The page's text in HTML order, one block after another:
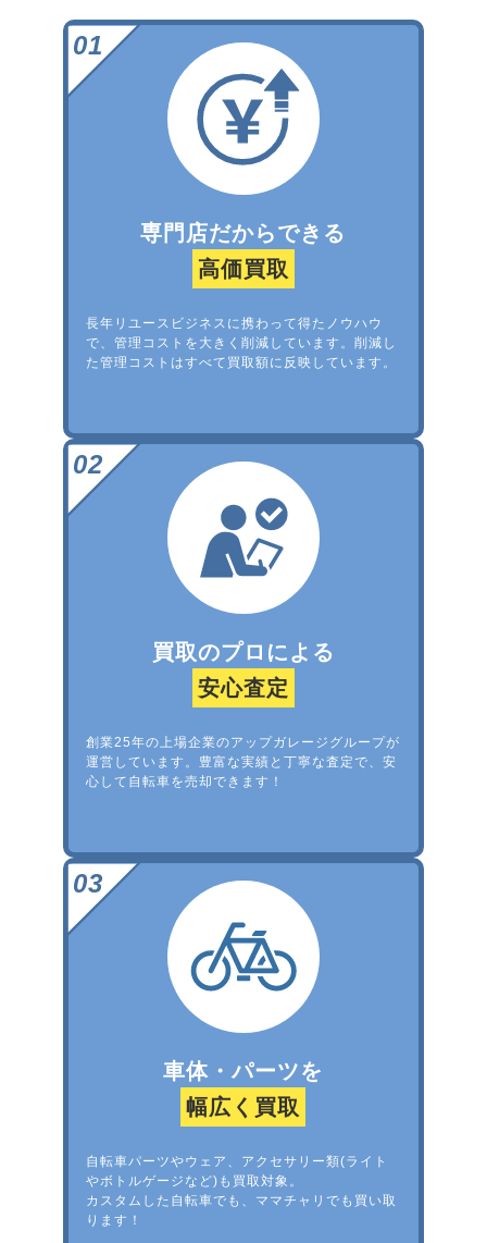
専門店だからできる
高価買取
長年リユースビジネスに携わって得たノウハウ
で、管理コストを大きく削減しています。削減し
た管理コストはすべて買取額に反映しています。
買取のプロによる
安心査定
創業25年の上場企業のアップガレージグループが
運営しています。豊富な実績と丁寧な査定で、安
心して自転車を売却できます！
車体・パーツを
幅広く買取
自転車パーツやウェア、アクセサリー類(ライト
やボトルゲージなど)も買取対象。
カスタムした自転車でも、ママチャリでも買い取
ります！